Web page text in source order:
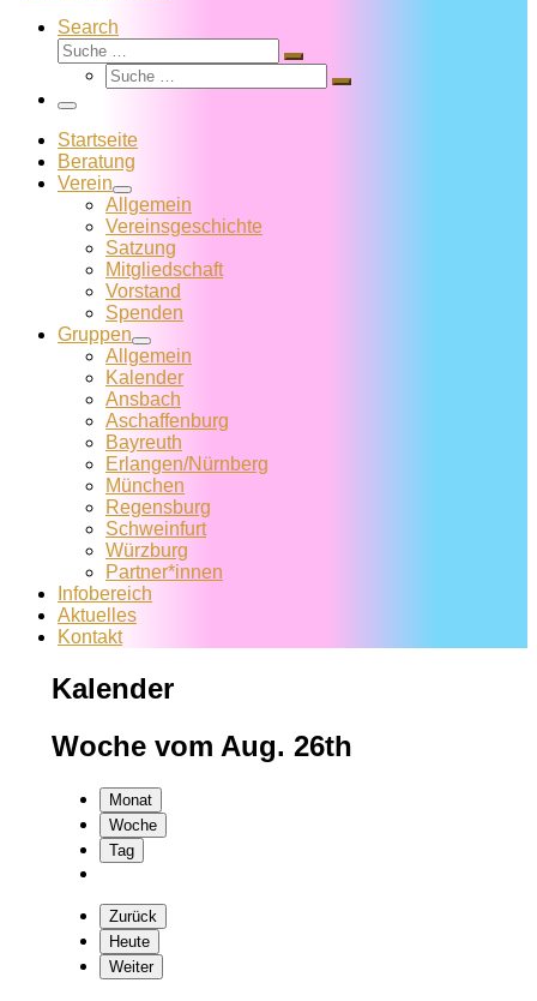
Search
Suche
Suche
Suche
Suche
Menü
Startseite
Beratung
Verein
Allgemein
Vereins­geschichte
Satzung
Mitglied­schaft
Vorstand
Spenden
Gruppen
Allgemein
Kalender
Ansbach
Aschaffenburg
Bayreuth
Erlangen/Nürnberg
München
Regensburg
Schweinfurt
Würzburg
Partner*innen
Infobereich
Aktuelles
Kontakt
Kalender
Woche vom Aug. 26th
Monat
Woche
Tag
Zurück
Heute
Weiter